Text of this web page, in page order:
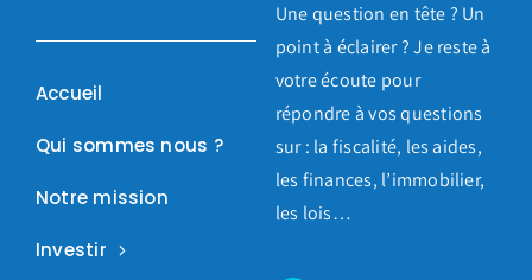
Accueil
Qui sommes nous ?
Notre mission
Investir
Une question en tête ? Un
point à éclairer ? Je reste à
votre écoute pour
répondre à vos questions
sur : la fiscalité, les aides,
les finances, l’immobilier,
les lois…